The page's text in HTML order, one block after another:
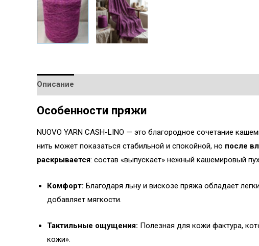
Описание
Особенности пряжи
NUOVO YARN CASH-LINO — это благородное сочетание
нить может показаться стабильной и спокойной, но после
раскрывается: состав «выпускает» нежный кашемировый
Комфорт: Благодаря льну и вискозе пряжа обладает
добавляет мягкости.
Тактильные ощущения: Полезная для кожи фактура,
кожи».